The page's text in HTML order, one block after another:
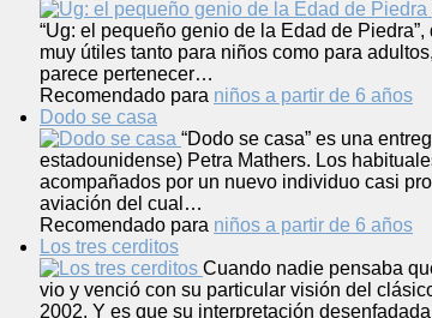
“Ug: el pequeño genio de la Edad de
muy útiles tanto para niños como para
parece pertenecer…
Recomendado para niños a partir de 6 años
Dodo se casa
“Dodo se casa” es una
estadounidense) Petra Mathers. Los
acompañados por un nuevo individuo casi
aviación del cual…
Recomendado para niños a partir de 6 años
Los tres cerditos
Cuando nadie pensaba
vio y venció con su particular visión del
2002. Y es que su interpretación